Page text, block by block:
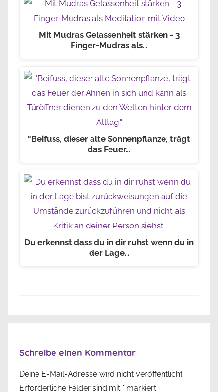
Mit Mudras Gelassenheit stärken - 3
Finger-Mudras als…
"Beifuss, dieser alte Sonnenpflanze, trägt
das Feuer…
Du erkennst dass du in dir ruhst wenn du in
der Lage…
Schreibe einen Kommentar
Deine E-Mail-Adresse wird nicht veröffentlicht.
Erforderliche Felder sind mit * markiert